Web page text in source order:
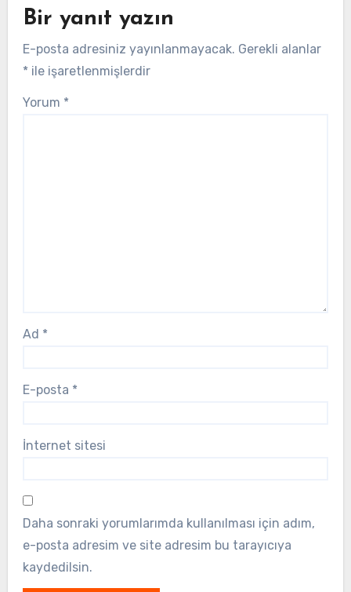
Bir yanıt yazın
E-posta adresiniz yayınlanmayacak. Gerekli alanlar
* ile işaretlenmişlerdir
Yorum *
Ad *
E-posta *
İnternet sitesi
Daha sonraki yorumlarımda kullanılması için adım,
e-posta adresim ve site adresim bu tarayıcıya
kaydedilsin.